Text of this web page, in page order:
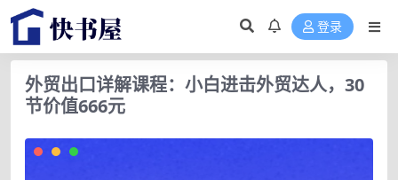
登录
外贸出口详解课程：小白进击外贸达人，30
节价值666元